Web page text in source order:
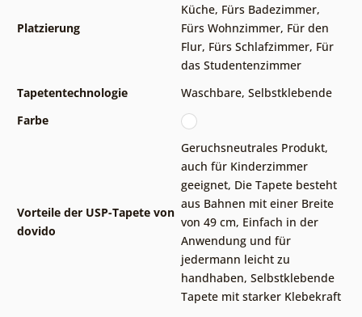
Platzierung
Küche, Fürs Badezimmer,
Fürs Wohnzimmer, Für den
Flur, Fürs Schlafzimmer, Für
das Studentenzimmer
Tapetentechnologie
Waschbare, Selbstklebende
Farbe
Vorteile der USP-Tapete von
dovido
Geruchsneutrales Produkt,
auch für Kinderzimmer
geeignet, Die Tapete besteht
aus Bahnen mit einer Breite
von 49 cm, Einfach in der
Anwendung und für
jedermann leicht zu
handhaben, Selbstklebende
Tapete mit starker Klebekraft